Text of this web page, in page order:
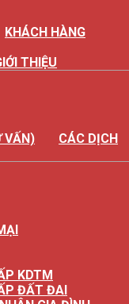
KHÁCH HÀNG
THIỆU
VẤN)
CÁC DỊCH
KDTM
ĐẤT ĐAI